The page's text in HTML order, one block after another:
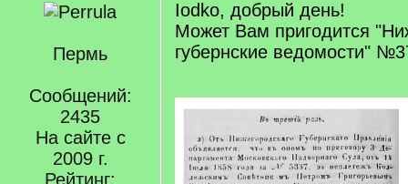
Пермь
Сообщений:
2435
На сайте с
2009 г.
Рейтинг:
Iodko, добрый день!
Может Вам пригодится
губернские ведомости"